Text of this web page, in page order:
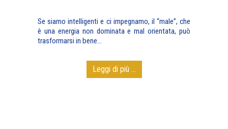
Se siamo intelligenti e ci impegnamo, il “male”, che
è una energia non dominata e mal orientata, può
trasformarsi in bene...
Leggi di più ...